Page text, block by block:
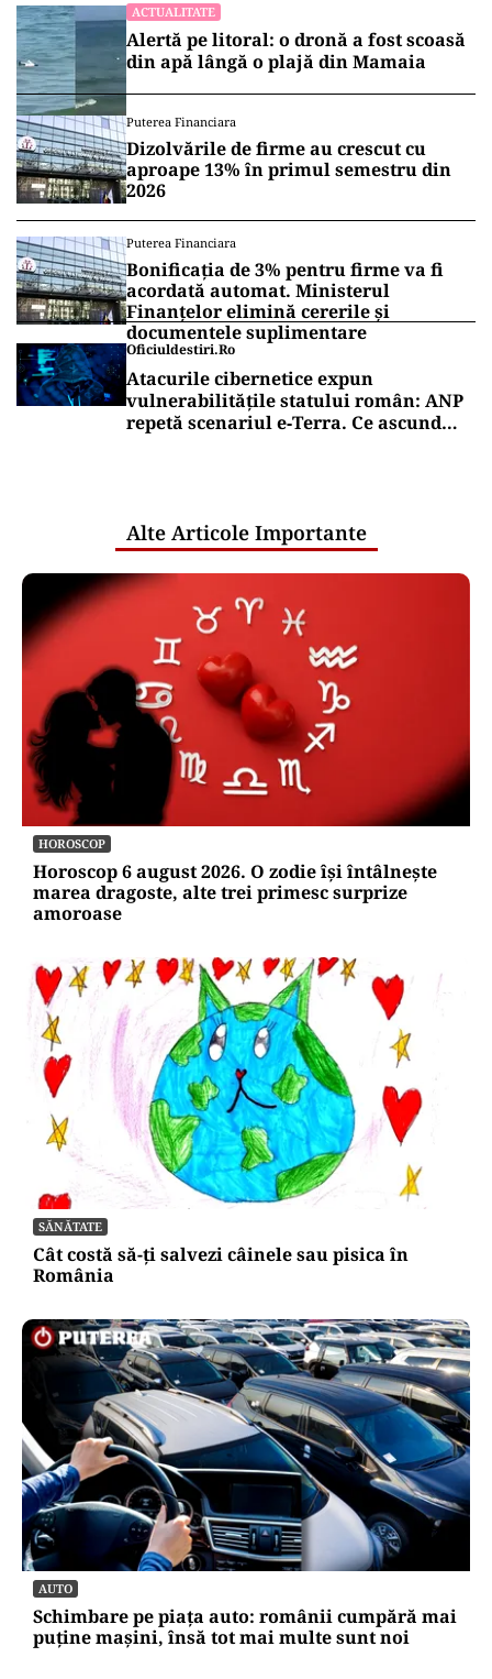
ACTUALITATE
Alertă pe litoral: o dronă a fost scoasă
din apă lângă o plajă din Mamaia
Puterea Financiara
Dizolvările de firme au crescut cu
aproape 13% în primul semestru din
2026
Puterea Financiara
Bonificația de 3% pentru firme va fi
acordată automat. Ministerul
Finanțelor elimină cererile și
documentele suplimentare
Oficiuldestiri.ro
Atacurile cibernetice expun
vulnerabilitățile statului român: ANP
repetă scenariul e‑Terra. Ce ascund
Alte Articole Importante
HOROSCOP
Horoscop 6 august 2026. O zodie își întâlnește
marea dragoste, alte trei primesc surprize
amoroase
SĂNĂTATE
Cât costă să-ți salvezi câinele sau pisica în
România
AUTO
Schimbare pe piața auto: românii cumpără mai
puține mașini, însă tot mai multe sunt noi